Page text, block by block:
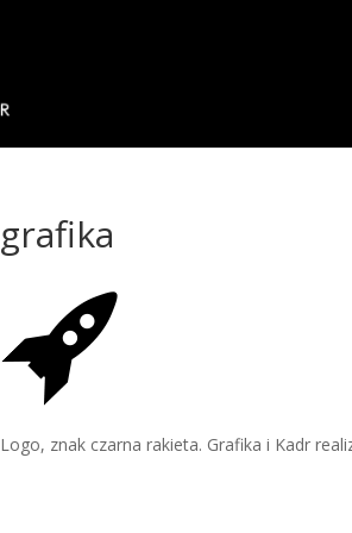
grafika
Logo, znak czarna rakieta. Grafika i Kadr